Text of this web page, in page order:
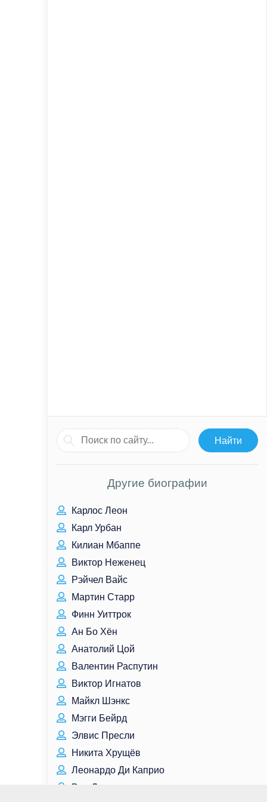
Другие биографии
Карлос Леон
Карл Урбан
Килиан Мбаппе
Виктор Неженец
Рэйчел Вайс
Мартин Старр
Финн Уиттрок
Ан Бо Хён
Анатолий Цой
Валентин Распутин
Виктор Игнатов
Майкл Шэнкс
Мэгги Бейрд
Элвис Пресли
Никита Хрущёв
Леонардо Ди Каприо
Вин Дизель